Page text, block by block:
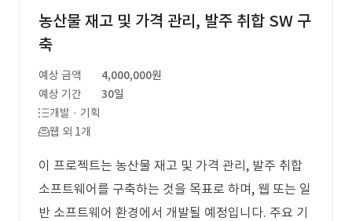
농산물 재고 및 가격 관리, 발주 취합 SW 구
축
예상 금액
4,000,000원
예상 기간
30일
개발 · 기획
웹 외 1개
이 프로젝트는 농산물 재고 및 가격 관리, 발주 취합
소프트웨어를 구축하는 것을 목표로 하며, 웹 또는 일
반 소프트웨어 환경에서 개발될 예정입니다. 주요 기